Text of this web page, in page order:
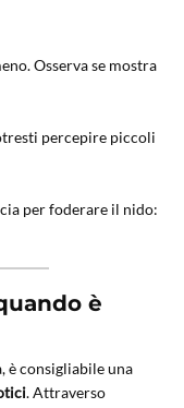
Osserva se mostra
percepire piccoli
per foderare il nido:
è
è consigliabile una
. Attraverso